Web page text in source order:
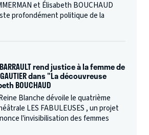
et Élisabeth BOUCHAUD
profondément politique de la
rend justice à la femme de
dans "La découvreuse
BOUCHAUD
Blanche dévoile le quatrième
LES FABULEUSES , un projet
l'invisibilisation des femmes